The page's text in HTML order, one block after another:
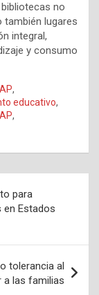
no
también lugares
integral,
y consumo
,
educativo,
,
para
Estados
tolerancia al
a las familias